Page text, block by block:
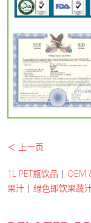
＜ 上一页
1L PET瓶饮品 | OEM
果汁 | 绿色即饮果蔬